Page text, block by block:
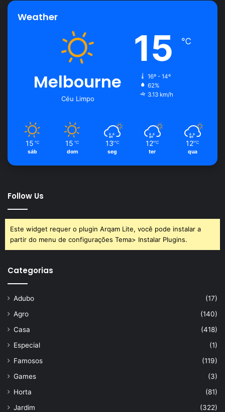
Weather
Melbourne
Céu Limpo
15 ℃
16º - 14º
62%
3.13 km/h
15 ℃
sáb
15 ℃
dom
13 ℃
seg
12 ℃
ter
12 ℃
qua
Follow Us
Este widget requer o plugin Arqam Lite, você pode instalar a
partir do menu de configurações Tema> Instalar Plugins.
Categorias
Adubo
(17)
Agro
(140)
Casa
(418)
Especial
(1)
Famosos
(119)
Games
(3)
Horta
(81)
Jardim
(322)